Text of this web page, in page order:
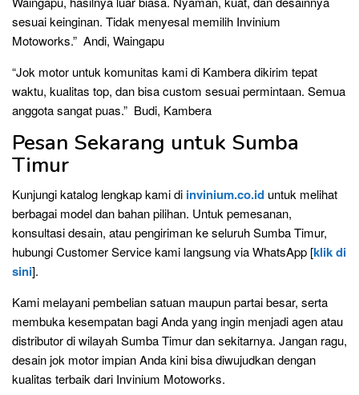
sesuai keinginan. Tidak menyesal memilih Invinium
Motoworks.” Andi, Waingapu
“Jok motor untuk komunitas kami di Kambera dikirim tepat
waktu, kualitas top, dan bisa custom sesuai permintaan. Semua
anggota sangat puas.” Budi, Kambera
Pesan Sekarang untuk Sumba
Timur
Kunjungi katalog lengkap kami di invinium.co.id untuk melihat
berbagai model dan bahan pilihan. Untuk pemesanan,
konsultasi desain, atau pengiriman ke seluruh Sumba Timur,
hubungi Customer Service kami langsung via WhatsApp [klik di
sini].
Kami melayani pembelian satuan maupun partai besar, serta
membuka kesempatan bagi Anda yang ingin menjadi agen atau
distributor di wilayah Sumba Timur dan sekitarnya. Jangan ragu,
desain jok motor impian Anda kini bisa diwujudkan dengan
kualitas terbaik dari Invinium Motoworks.